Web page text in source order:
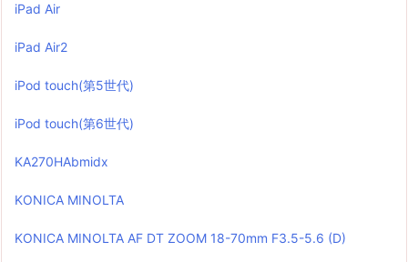
iPad Air
iPad Air2
iPod touch(第5世代)
iPod touch(第6世代)
KA270HAbmidx
KONICA MINOLTA
KONICA MINOLTA AF DT ZOOM 18-70mm F3.5-5.6 (D)